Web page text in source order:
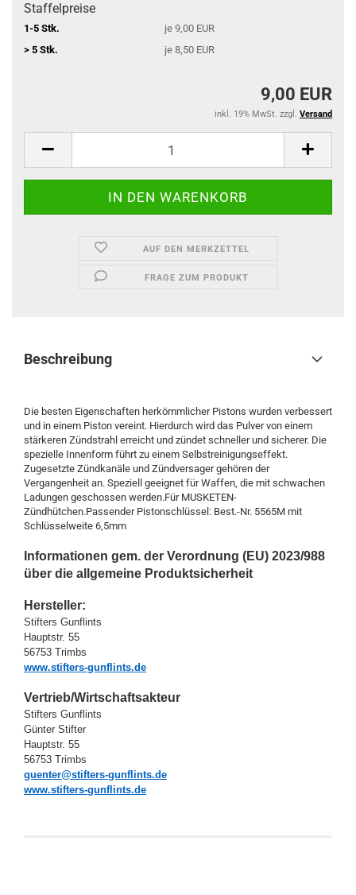
Staffelpreise
1-5 Stk.
je 9,00 EUR
> 5 Stk.
je 8,50 EUR
9,00 EUR
inkl. 19% MwSt. zzgl. Versand
AUF DEN MERKZETTEL
FRAGE ZUM PRODUKT
Beschreibung
Die besten Eigenschaften herkömmlicher Pistons wurden verbessert
und in einem Piston vereint. Hierdurch wird das Pulver von einem
stärkeren Zündstrahl erreicht und zündet schneller und sicherer. Die
spezielle Innenform führt zu einem Selbstreinigungseffekt.
Zugesetzte Zündkanäle und Zündversager gehören der
Vergangenheit an. Speziell geeignet für Waffen, die mit schwachen
Ladungen geschossen werden.Für MUSKETEN-
Zündhütchen.Passender Pistonschlüssel: Best.-Nr. 5565M mit
Schlüsselweite 6,5mm
Informationen gem. der Verordnung (EU) 2023/988
über die allgemeine Produktsicherheit
Hersteller:
Stifters Gunflints
Hauptstr. 55
56753 Trimbs
www.stifters-gunflints.de
Vertrieb/Wirtschaftsakteur
Stifters Gunflints
Günter Stifter
Hauptstr. 55
56753 Trimbs
guenter@stifters-gunflints.de
www.stifters-gunflints.de